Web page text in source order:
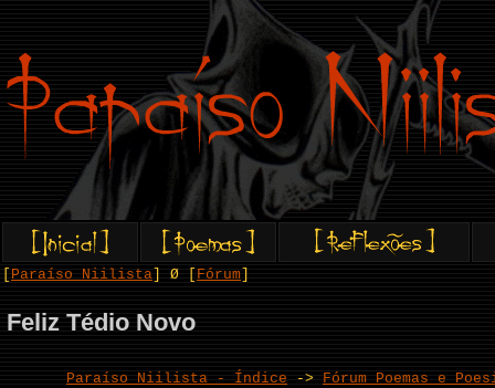
Paraíso Niilista ] Ø [ Fórum
Feliz Tédio Novo
Paraíso Niilista - Índice -> Fórum Poemas e